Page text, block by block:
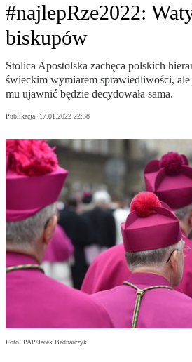
#najlepRze2022:
biskupów
Stolica Apostolska zachęca polskich
świeckim wymiarem sprawiedliwości,
mu ujawnić będzie decydowała sama.
Publikacja: 17.01.2022 22:38
Foto: PAP/Jacek Bednarczyk